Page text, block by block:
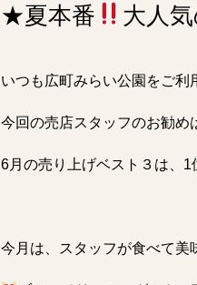
ト
★夏本番 大人
いつも広町みらい公園をご利
今回の売店スタッフのお勧め
6月の売り上げベスト３は、1
今月は、スタッフが食べて美